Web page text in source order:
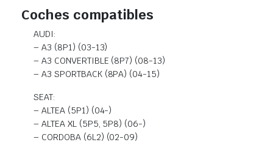
Coches compatibles
AUDI:
– A3 (8P1) (03-13)
– A3 CONVERTIBLE (8P7) (08-13)
– A3 SPORTBACK (8PA) (04-15)
SEAT:
– ALTEA (5P1) (04-)
– ALTEA XL (5P5, 5P8) (06-)
– CORDOBA (6L2) (02-09)